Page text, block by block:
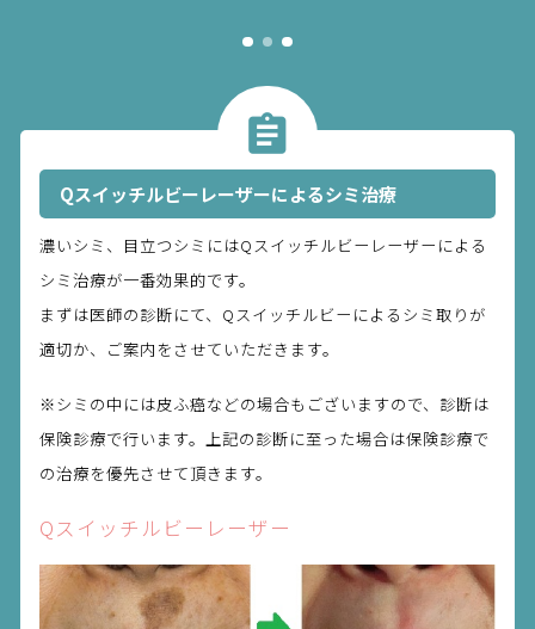
Qスイッチルビーレーザーによるシミ治療
濃いシミ、目立つシミにはQスイッチルビーレーザーによる
シミ治療が一番効果的です。
まずは医師の診断にて、Qスイッチルビーによるシミ取りが
適切か、ご案内をさせていただきます。
※シミの中には皮ふ癌などの場合もございますので、診断は
保険診療で行います。上記の診断に至った場合は保険診療で
の治療を優先させて頂きます。
Qスイッチルビーレーザー